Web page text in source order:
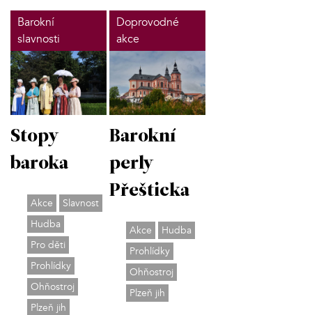
Barokní
slavnosti
Stopy
baroka
Akce
Slavnost
Hudba
Pro děti
Prohlídky
Ohňostroj
Plzeň jih
Doprovodné
akce
Barokní
perly
Přešticka
Akce
Hudba
Prohlídky
Ohňostroj
Plzeň jih